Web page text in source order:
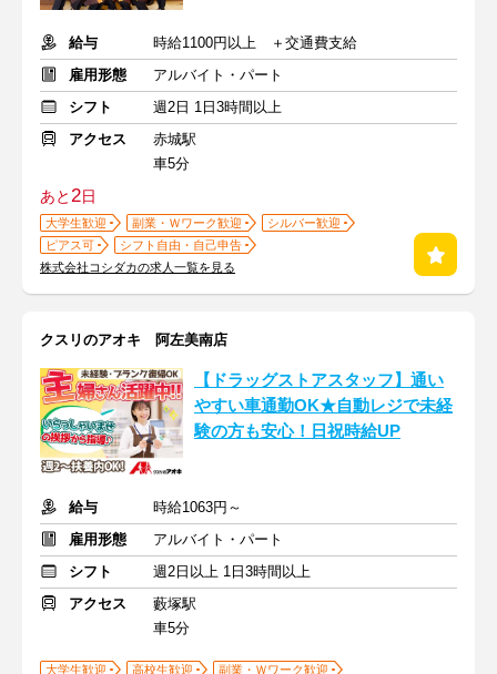
給与
時給1100円以上 ＋交通費支給
雇用形態
アルバイト・パート
シフト
週2日 1日3時間以上
アクセス
赤城駅
車5分
あと2日
大学生歓迎 副業・Ｗワーク歓迎
シルバー歓迎
ピアス可
シフト自由・自己申告
株式会社コシダカの求人一覧を見る
クスリのアオキ 阿左美南店
【ドラッグストアスタッフ】通い
やすい車通勤OK★自動レジで未経
験の方も安心！日祝時給UP
給与
時給1063円～
雇用形態
アルバイト・パート
シフト
週2日以上 1日3時間以上
アクセス
藪塚駅
車5分
大学生歓迎 高校生歓迎 副業・Ｗワーク歓迎